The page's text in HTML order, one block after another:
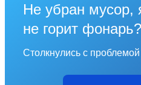
Не убран мусор,
не горит фонарь?
Столкнулись с